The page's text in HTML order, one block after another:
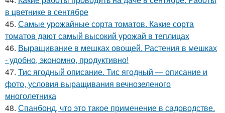
в цветнике в сентябре
45. Самые урожайные сорта томатов. Какие сорта
томатов дают самый высокий урожай в теплицах
46. Выращивание в мешках овощей. Растения в мешках
- удобно, экономно, продуктивно!
47. Тис ягодный описание. Тис ягодный — описание и
фото, условия выращивания вечнозеленого
многолетника
48. Спанбонд, что это такое применение в садоводстве.